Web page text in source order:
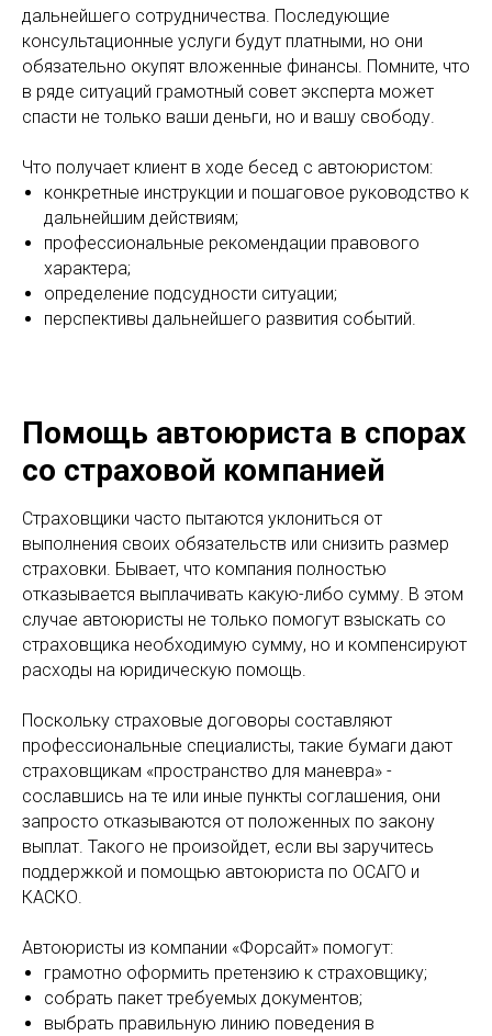
дальнейшего сотрудничества. Последующие
консультационные услуги будут платными, но они
обязательно окупят вложенные финансы. Помните, что
в ряде ситуаций грамотный совет эксперта может
спасти не только ваши деньги, но и вашу свободу.
Что получает клиент в ходе бесед с автоюристом:
конкретные инструкции и пошаговое руководство к
дальнейшим действиям;
профессиональные рекомендации правового
характера;
определение подсудности ситуации;
перспективы дальнейшего развития событий.
Помощь автоюриста в спорах
со страховой компанией
Страховщики часто пытаются уклониться от
выполнения своих обязательств или снизить размер
страховки. Бывает, что компания полностью
отказывается выплачивать какую-либо сумму. В этом
случае автоюристы не только помогут взыскать со
страховщика необходимую сумму, но и компенсируют
расходы на юридическую помощь.
Поскольку страховые договоры составляют
профессиональные специалисты, такие бумаги дают
страховщикам «пространство для маневра» -
сославшись на те или иные пункты соглашения, они
запросто отказываются от положенных по закону
выплат. Такого не произойдет, если вы заручитесь
поддержкой и помощью автоюриста по ОСАГО и
КАСКО.
Автоюристы из компании «Форсайт» помогут:
грамотно оформить претензию к страховщику;
собрать пакет требуемых документов;
выбрать правильную линию поведения в